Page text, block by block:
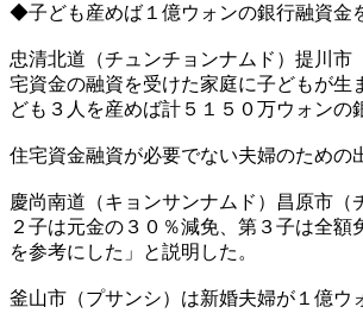
◆子ども産めば１億ウォンの銀行融資金
忠清北道（チュンチョンナムド）提川
宅資金の融資を受けた家庭に子どもが
ども３人を産めば計５１５０万ウォンの
住宅資金融資が必要でない夫婦のための
慶尚南道（キョンサンナムド）昌原市
２子は元金の３０％減免、第３子は全
を参考にした」と説明した。
釜山市（プサンシ）は新婚夫婦が１億ウ